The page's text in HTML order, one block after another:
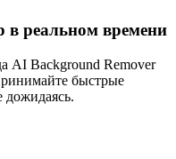
в реальном времени
AI Background Remover
быстрые